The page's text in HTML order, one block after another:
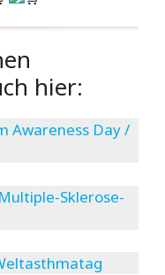
hier:
Awareness Day /
Sklerose-